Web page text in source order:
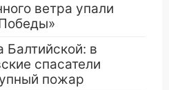
ветра упали
в
спасатели
пожар